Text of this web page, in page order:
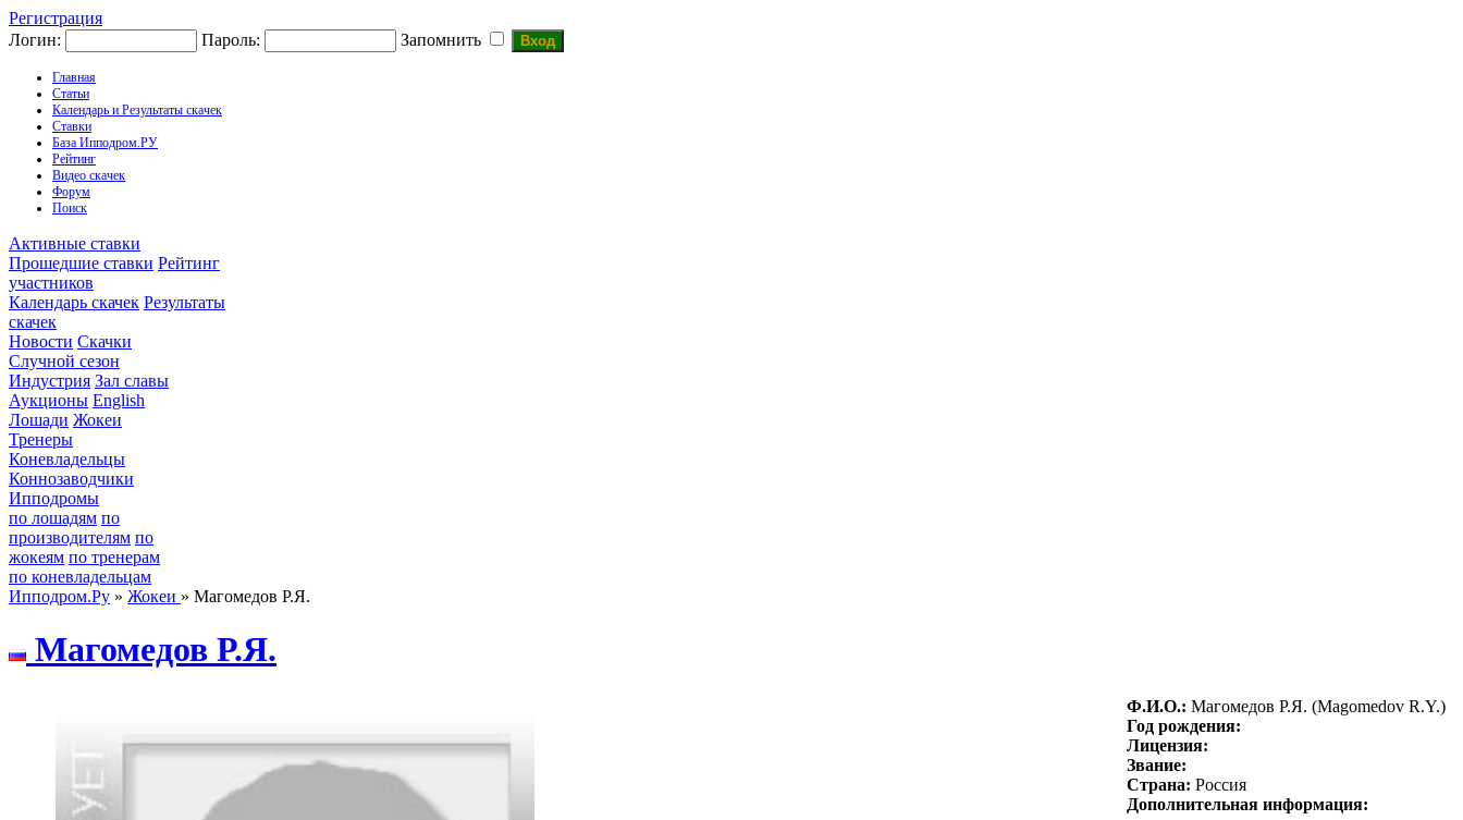
Регистрация
Логин:
Пароль: Запомнить
Главная
Статьи
Календарь и Результаты скачек
Ставки
База Ипподром.РУ
Рейтинг
Видео скачек
Форум
Поиск
Активные ставки
Прошедшие ставки Рейтинг
участников
Календарь скачек Результаты
скачек
Новости Скачки
Случной сезон
Индустрия Зал славы
Аукционы English
Лошади Жокеи
Тренеры
Коневладельцы
Коннозаводчики
Ипподромы
по лошадям по
производителям по
жокеям по тренерам
по коневладельцам
Ипподром.Ру » Жокеи » Магомедов Р.Я.
Магомeдов Р.Я.
Ф.И.О.: Магомeдов Р.Я. (Magomedov R.Y.)
Год рождения:
Лицензия:
Звание:
Страна: Россия
Дополнительная информация: